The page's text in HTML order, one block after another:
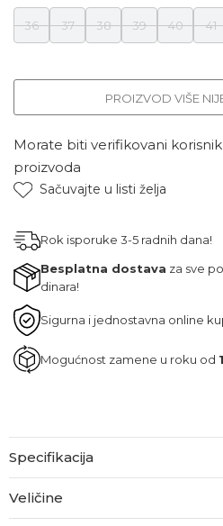
36 37 38 39 40 41
PROIZVOD VIŠE
Morate biti verifikovani
proizvoda
Sačuvajte u listi želja
Rok isporuke 3-5 radnih dana!
Besplatna dostava za sve
dinara!
Sigurna i jednostavna online
Mogućnost zamene u roku od
Specifikacija
Veličine